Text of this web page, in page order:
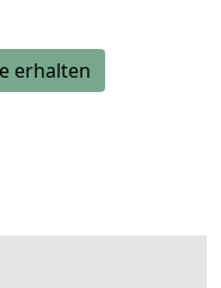
erhalten